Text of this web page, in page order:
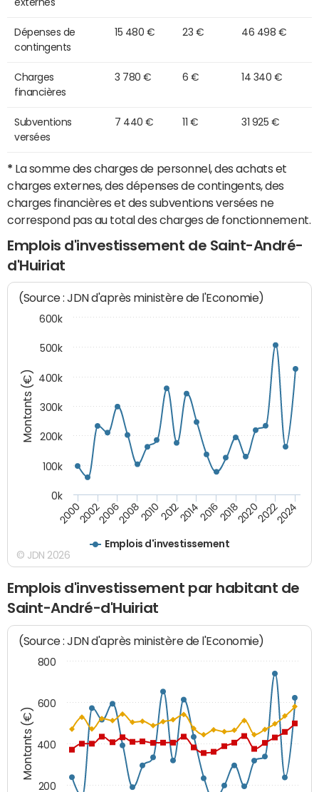
externes
Dépenses de
contingents
15 480 € 23 € 46 498 €
Charges
financières
3 780 € 6 € 14 340 €
Subventions
versées
7 440 € 11 € 31 925 €
* La somme des charges de personnel, des achats et
charges externes, des dépenses de contingents, des
charges financières et des subventions versées ne
correspond pas au total des charges de fonctionnement.
Emplois d'investissement de Saint-André-
d'Huiriat
Montants (€)
(Source : JDN d'après ministère de l'Economie)
Emplois d'investissement
200020022006200820102012201420162018202020222024
0k
100k
200k
300k
400k
500k
600k
© JDN 2026
Emplois d'investissement par habitant de
Saint-André-d'Huiriat
Montants (€)
(Source : JDN d'après ministère de l'Economie)
200
400
600
800